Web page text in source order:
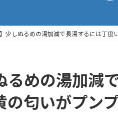
】少しぬるめの湯加減で長湯するには丁
るめの湯加減
匂いがプン